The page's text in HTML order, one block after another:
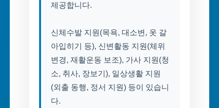
제공합니다.
신체수발 지원(목욕, 대소변, 옷 갈
아입히기 등), 신변활동 지원(체위
변경, 재활운동 보조), 가사 지원(청
소, 취사, 장보기), 일상생활 지원
(외출 동행, 정서 지원) 등이 있습니
다.